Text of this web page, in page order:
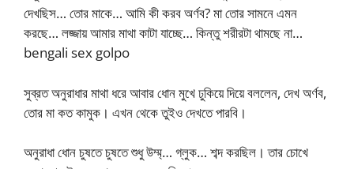
দেখছিস… তোর মাকে… আমি কী করব অর্ণব? মা তোর সামনে এমন
করছে… লজ্জায় আমার মাথা কাটা যাচ্ছে… কিন্তু শরীরটা থামছে না…
bengali sex golpo
সুব্রত অনুরাধার মাথা ধরে আবার ধোন মুখে ঢুকিয়ে দিয়ে বললেন, দেখ অর্ণব,
তোর মা কত কামুক। এখন থেকে তুইও দেখতে পারবি।
অনুরাধা ধোন চুষতে চুষতে শুধু উম্ম্‌… গ্লুক… শব্দ করছিল। তার চোখে